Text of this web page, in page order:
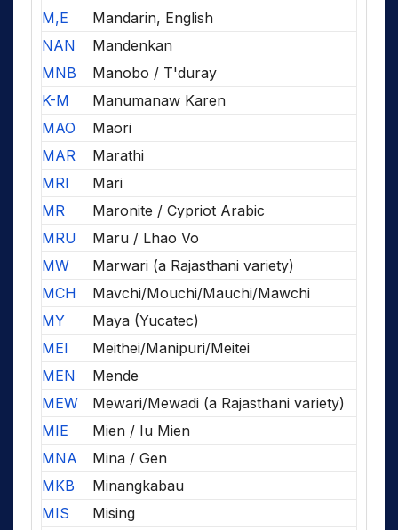
M,E
Mandarin, English
NAN
Mandenkan
MNB
Manobo / T'duray
K-M
Manumanaw Karen
MAO
Maori
MAR
Marathi
MRI
Mari
MR
Maronite / Cypriot Arabic
MRU
Maru / Lhao Vo
MW
Marwari (a Rajasthani variety)
MCH
Mavchi/Mouchi/Mauchi/Mawchi
MY
Maya (Yucatec)
MEI
Meithei/Manipuri/Meitei
MEN
Mende
MEW
Mewari/Mewadi (a Rajasthani variety)
MIE
Mien / Iu Mien
MNA
Mina / Gen
MKB
Minangkabau
MIS
Mising